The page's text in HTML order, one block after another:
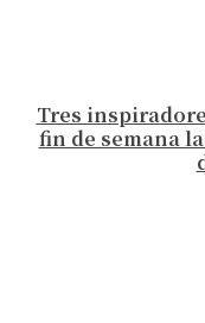
Tres
fin de semana